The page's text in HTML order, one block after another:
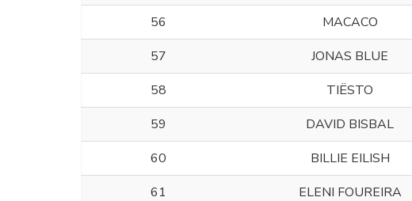
56
MACACO
57
JONAS BLUE
58
TIËSTO
59
DAVID BISBAL
60
BILLIE EILISH
61
ELENI FOUREIRA